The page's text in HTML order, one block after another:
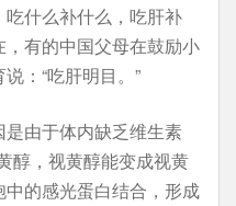
什么补什么，吃肝补
有的中国父母在鼓励小
：“吃肝明目。”
由于体内缺乏维生素
醇，视黄醇能变成视黄
的感光蛋白结合，形成